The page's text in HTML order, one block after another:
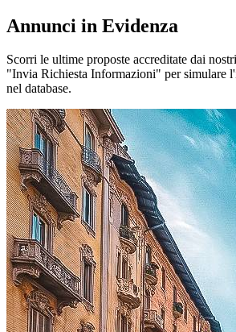
Annunci in Evidenza
Scorri le ultime proposte accreditate dai
"Invia Richiesta Informazioni" per simulare
nel database.